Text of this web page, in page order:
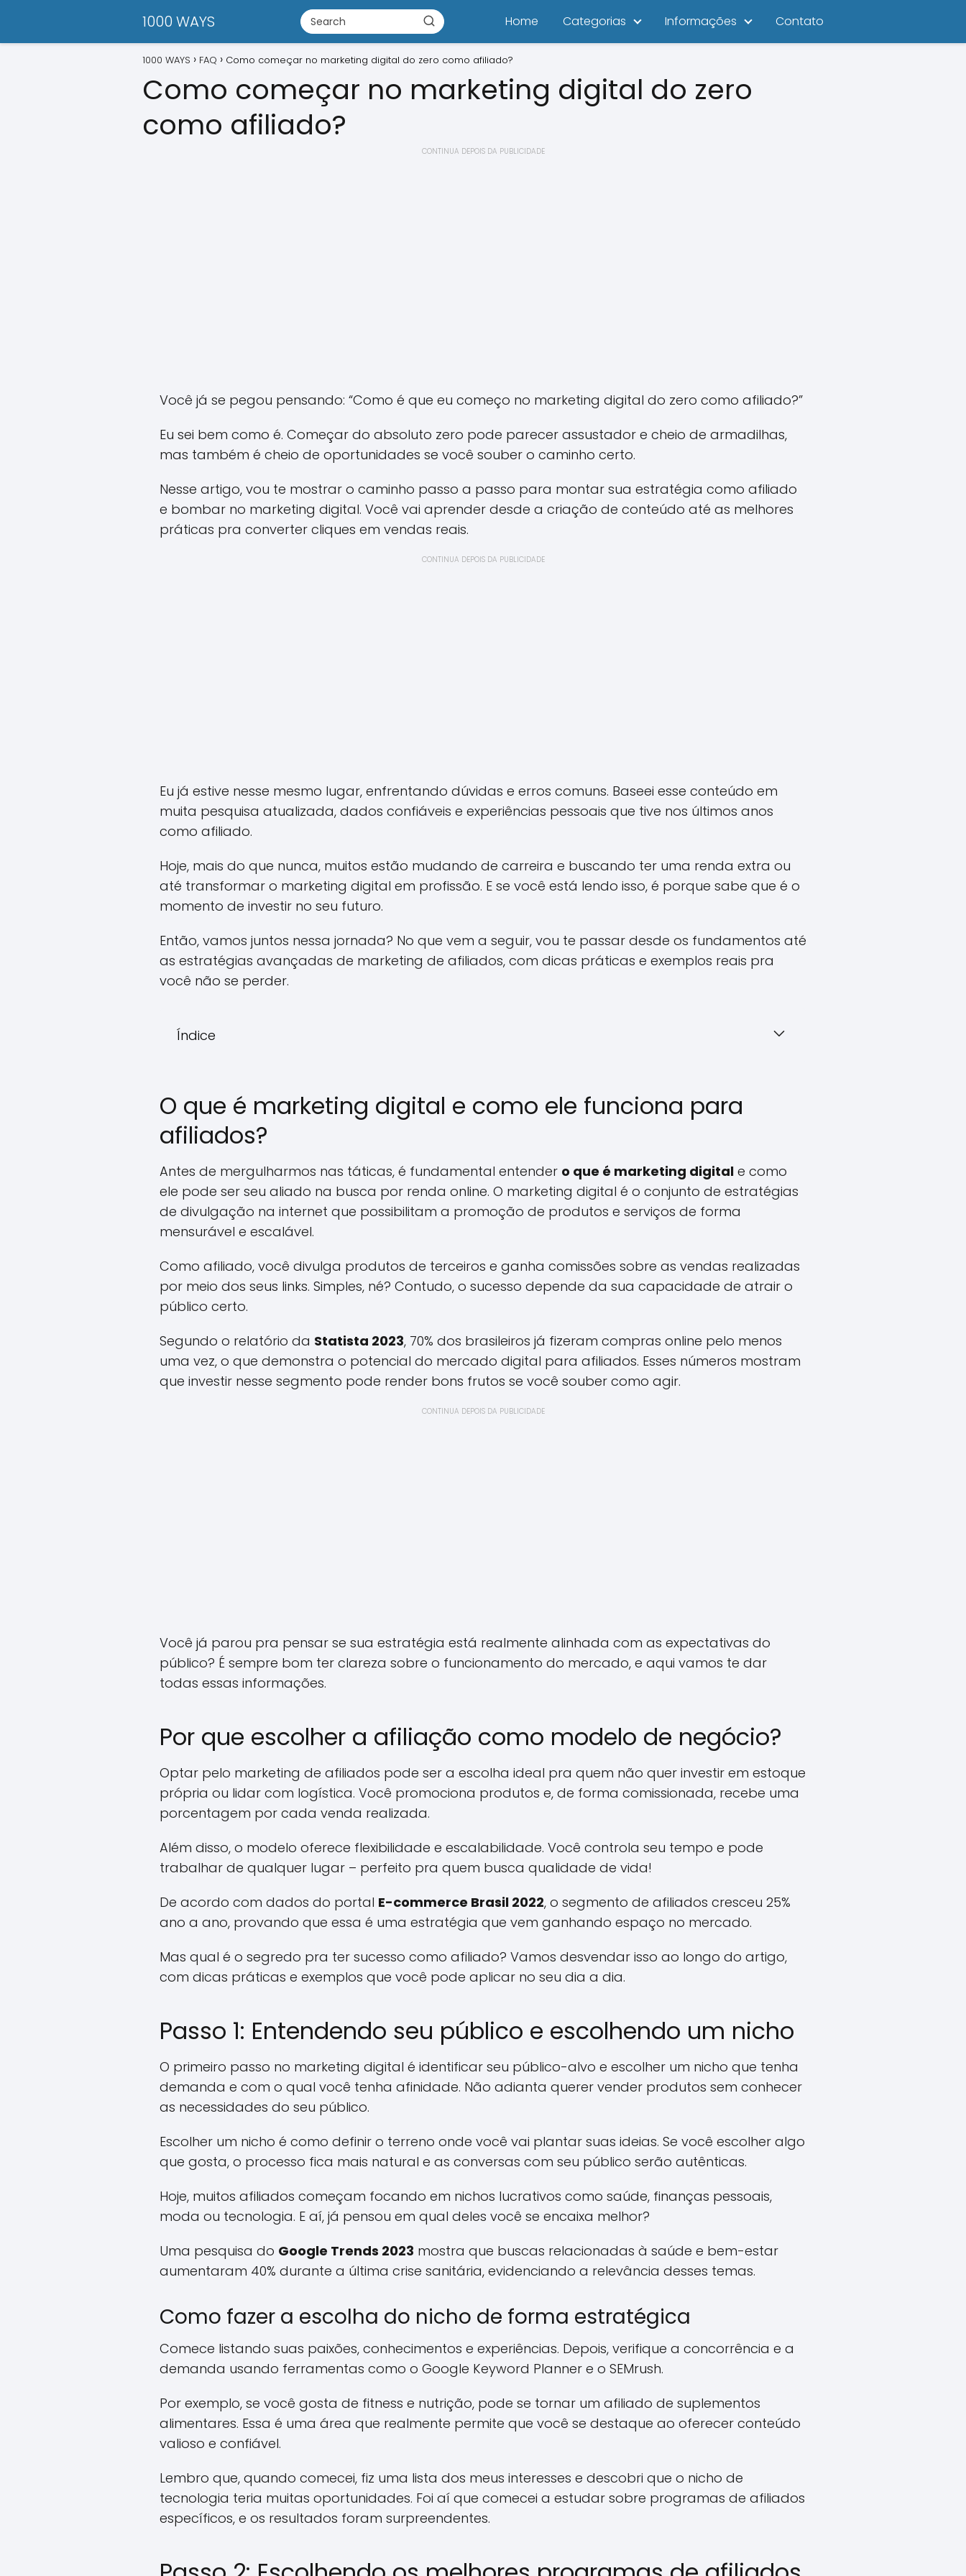
1000 WAYS Home Categorias Informações Contato
1000 WAYS FAQ Como começar no marketing digital do zero como afiliado?
Como começar no marketing digital do zero
como afiliado?
CONTINUA DEPOIS DA PUBLICIDADE
Você já se pegou pensando: “Como é que eu começo no marketing digital do zero como afiliado?”
Eu sei bem como é. Começar do absoluto zero pode parecer assustador e cheio de armadilhas,
mas também é cheio de oportunidades se você souber o caminho certo.
Nesse artigo, vou te mostrar o caminho passo a passo para montar sua estratégia como afiliado
e bombar no marketing digital. Você vai aprender desde a criação de conteúdo até as melhores
práticas pra converter cliques em vendas reais.
CONTINUA DEPOIS DA PUBLICIDADE
Eu já estive nesse mesmo lugar, enfrentando dúvidas e erros comuns. Baseei esse conteúdo em
muita pesquisa atualizada, dados confiáveis e experiências pessoais que tive nos últimos anos
como afiliado.
Hoje, mais do que nunca, muitos estão mudando de carreira e buscando ter uma renda extra ou
até transformar o marketing digital em profissão. E se você está lendo isso, é porque sabe que é o
momento de investir no seu futuro.
Então, vamos juntos nessa jornada? No que vem a seguir, vou te passar desde os fundamentos até
as estratégias avançadas de marketing de afiliados, com dicas práticas e exemplos reais pra
você não se perder.
Índice
O que é marketing digital e como ele funciona para
afiliados?
Antes de mergulharmos nas táticas, é fundamental entender o que é marketing digital e como
ele pode ser seu aliado na busca por renda online. O marketing digital é o conjunto de estratégias
de divulgação na internet que possibilitam a promoção de produtos e serviços de forma
mensurável e escalável.
Como afiliado, você divulga produtos de terceiros e ganha comissões sobre as vendas realizadas
por meio dos seus links. Simples, né? Contudo, o sucesso depende da sua capacidade de atrair o
público certo.
Segundo o relatório da Statista 2023, 70% dos brasileiros já fizeram compras online pelo menos
uma vez, o que demonstra o potencial do mercado digital para afiliados. Esses números mostram
que investir nesse segmento pode render bons frutos se você souber como agir.
CONTINUA DEPOIS DA PUBLICIDADE
Você já parou pra pensar se sua estratégia está realmente alinhada com as expectativas do
público? É sempre bom ter clareza sobre o funcionamento do mercado, e aqui vamos te dar
todas essas informações.
Por que escolher a afiliação como modelo de negócio?
Optar pelo marketing de afiliados pode ser a escolha ideal pra quem não quer investir em estoque
própria ou lidar com logística. Você promociona produtos e, de forma comissionada, recebe uma
porcentagem por cada venda realizada.
Além disso, o modelo oferece flexibilidade e escalabilidade. Você controla seu tempo e pode
trabalhar de qualquer lugar – perfeito pra quem busca qualidade de vida!
De acordo com dados do portal E-commerce Brasil 2022, o segmento de afiliados cresceu 25%
ano a ano, provando que essa é uma estratégia que vem ganhando espaço no mercado.
Mas qual é o segredo pra ter sucesso como afiliado? Vamos desvendar isso ao longo do artigo,
com dicas práticas e exemplos que você pode aplicar no seu dia a dia.
Passo 1: Entendendo seu público e escolhendo um nicho
O primeiro passo no marketing digital é identificar seu público-alvo e escolher um nicho que tenha
demanda e com o qual você tenha afinidade. Não adianta querer vender produtos sem conhecer
as necessidades do seu público.
Escolher um nicho é como definir o terreno onde você vai plantar suas ideias. Se você escolher algo
que gosta, o processo fica mais natural e as conversas com seu público serão autênticas.
Hoje, muitos afiliados começam focando em nichos lucrativos como saúde, finanças pessoais,
moda ou tecnologia. E aí, já pensou em qual deles você se encaixa melhor?
Uma pesquisa do Google Trends 2023 mostra que buscas relacionadas à saúde e bem-estar
aumentaram 40% durante a última crise sanitária, evidenciando a relevância desses temas.
Como fazer a escolha do nicho de forma estratégica
Comece listando suas paixões, conhecimentos e experiências. Depois, verifique a concorrência e a
demanda usando ferramentas como o Google Keyword Planner e o SEMrush.
Por exemplo, se você gosta de fitness e nutrição, pode se tornar um afiliado de suplementos
alimentares. Essa é uma área que realmente permite que você se destaque ao oferecer conteúdo
valioso e confiável.
Lembro que, quando comecei, fiz uma lista dos meus interesses e descobri que o nicho de
tecnologia teria muitas oportunidades. Foi aí que comecei a estudar sobre programas de afiliados
específicos, e os resultados foram surpreendentes.